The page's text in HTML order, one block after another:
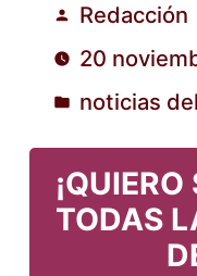
Publicado
por
Redacción
20
Publicado
en
noticias
TODAS